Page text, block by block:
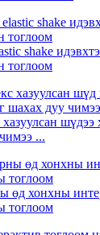
shake
тоглоом
хазуулсан
...
өд хонхны
тоглоом